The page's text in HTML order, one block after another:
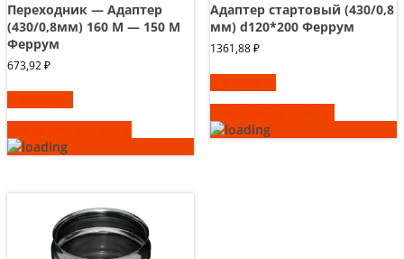
Переходник — Адаптер
(430/0,8мм) 160 М — 150 М
Феррум
673,92₽
Адаптер стартовый (430/0,8
мм) d120*200 Феррум
1361,88₽